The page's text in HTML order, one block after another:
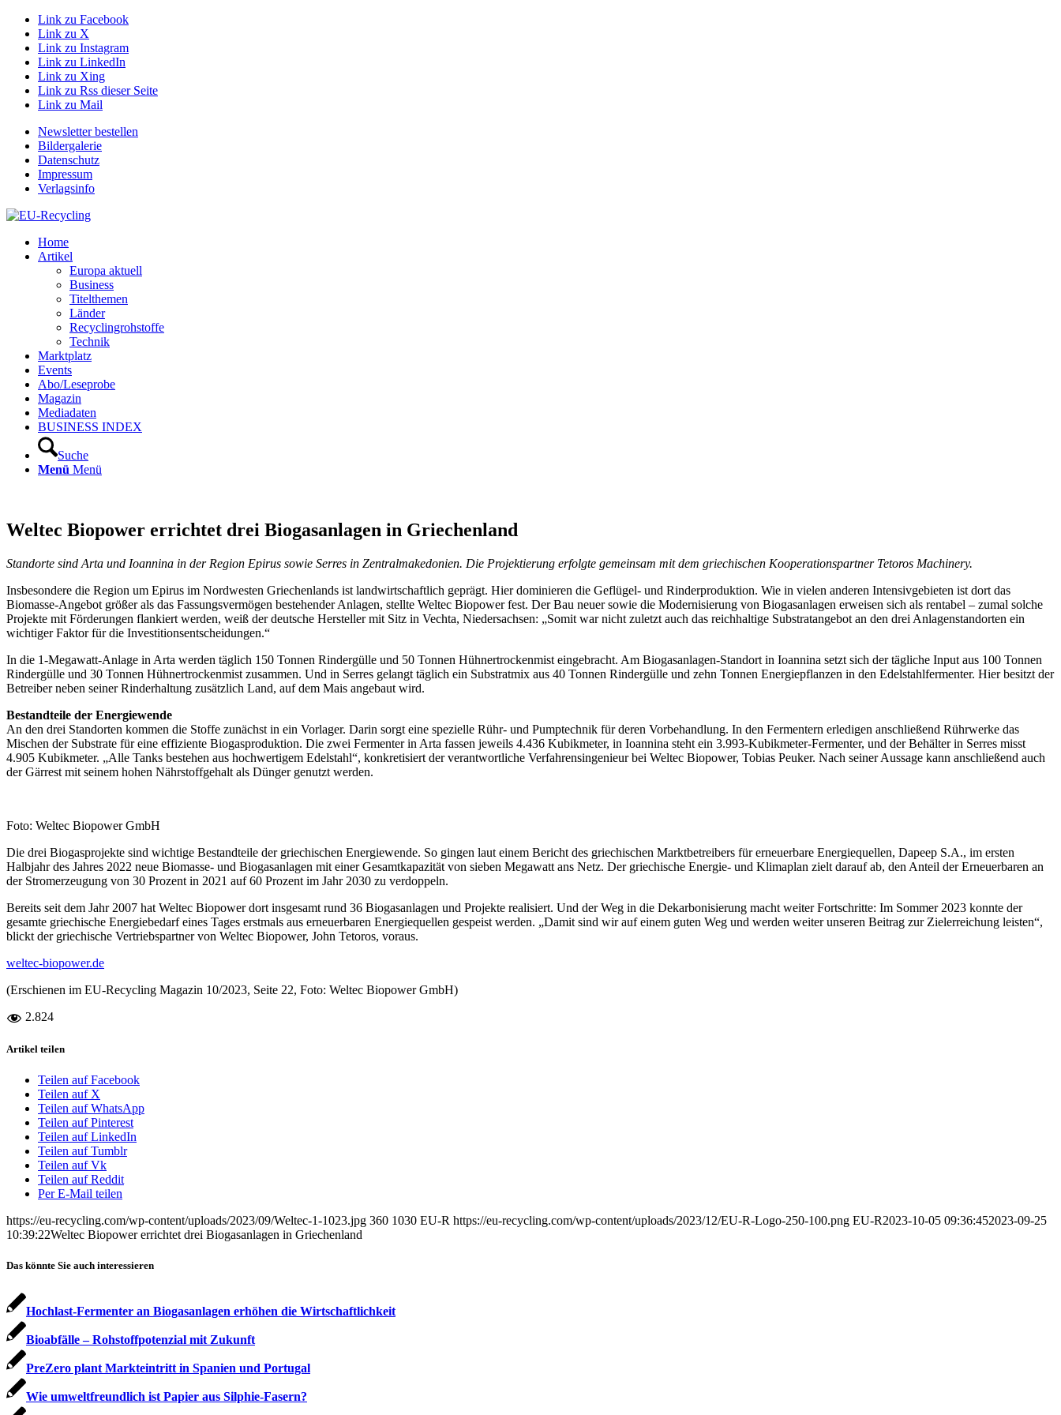
Link zu Facebook
Link zu X
Link zu Instagram
Link zu LinkedIn
Link zu Xing
Link zu Rss dieser Seite
Link zu Mail
Newsletter bestellen
Bildergalerie
Datenschutz
Impressum
Verlagsinfo
Home
Artikel
Europa aktuell
Business
Titelthemen
Länder
Recyclingrohstoffe
Technik
Marktplatz
Events
Abo/Leseprobe
Magazin
Mediadaten
BUSINESS INDEX
Suche
Menü Menü
Weltec Biopower errichtet drei Biogasanlagen in Griechenland
Standorte sind Arta und Ioannina in der Region Epirus sowie Serres in Zentralmakedonien. Die Projektierung erfolgte gemeinsam mit dem griechischen Kooperationspartner Tetoros Machinery.
Insbesondere die Region um Epirus im Nordwesten Griechenlands ist landwirtschaftlich geprägt. Hier dominieren die Geflügel- und Rinderproduktion. Wie in vielen anderen Intensivgebieten ist dort das
Biomasse-Angebot größer als das Fassungsvermögen bestehender Anlagen, stellte Weltec Biopower fest. Der Bau neuer sowie die Modernisierung von Biogasanlagen erweisen sich als rentabel – zumal solche
Projekte mit Förderungen flankiert werden, weiß der deutsche Hersteller mit Sitz in Vechta, Niedersachsen: „Somit war nicht zuletzt auch das reichhaltige Substratangebot an den drei Anlagenstandorten ein
wichtiger Faktor für die Investitionsentscheidungen.“
In die 1-Megawatt-Anlage in Arta werden täglich 150 Tonnen Rindergülle und 50 Tonnen Hühnertrockenmist eingebracht. Am Biogasanlagen-Standort in Ioannina setzt sich der tägliche Input aus 100 Tonnen
Rindergülle und 30 Tonnen Hühnertrockenmist zusammen. Und in Serres gelangt täglich ein Substratmix aus 40 Tonnen Rindergülle und zehn Tonnen Energiepflanzen in den Edelstahlfermenter. Hier besitzt der
Betreiber neben seiner Rinderhaltung zusätzlich Land, auf dem Mais angebaut wird.
Bestandteile der Energiewende
An den drei Standorten kommen die Stoffe zunächst in ein Vorlager. Darin sorgt eine spezielle Rühr- und Pumptechnik für deren Vorbehandlung. In den Fermentern erledigen anschließend Rührwerke das
Mischen der Substrate für eine effiziente Biogasproduktion. Die zwei Fermenter in Arta fassen jeweils 4.436 Kubikmeter, in Ioannina steht ein 3.993-Kubikmeter-Fermenter, und der Behälter in Serres misst
4.905 Kubikmeter. „Alle Tanks bestehen aus hochwertigem Edelstahl“, konkretisiert der verantwortliche Verfahrensingenieur bei Weltec Biopower, Tobias Peuker. Nach seiner Aussage kann anschließend auch
der Gärrest mit seinem hohen Nährstoffgehalt als Dünger genutzt werden.
Foto: Weltec Biopower GmbH
Die drei Biogasprojekte sind wichtige Bestandteile der griechischen Energiewende. So gingen laut einem Bericht des griechischen Marktbetreibers für erneuerbare Energiequellen, Dapeep S.A., im ersten
Halbjahr des Jahres 2022 neue Biomasse- und Biogasanlagen mit einer Gesamtkapazität von sieben Megawatt ans Netz. Der griechische Energie- und Klimaplan zielt darauf ab, den Anteil der Erneuerbaren an
der Stromerzeugung von 30 Prozent in 2021 auf 60 Prozent im Jahr 2030 zu verdoppeln.
Bereits seit dem Jahr 2007 hat Weltec Biopower dort insgesamt rund 36 Biogasanlagen und Projekte realisiert. Und der Weg in die Dekarbonisierung macht weiter Fortschritte: Im Sommer 2023 konnte der
gesamte griechische Energiebedarf eines Tages erstmals aus erneuerbaren Energiequellen gespeist werden. „Damit sind wir auf einem guten Weg und werden weiter unseren Beitrag zur Zielerreichung leisten“,
blickt der griechische Vertriebspartner von Weltec Biopower, John Tetoros, voraus.
weltec-biopower.de
(Erschienen im EU-Recycling Magazin 10/2023, Seite 22, Foto: Weltec Biopower GmbH)
2.824
Artikel teilen
Teilen auf Facebook
Teilen auf X
Teilen auf WhatsApp
Teilen auf Pinterest
Teilen auf LinkedIn
Teilen auf Tumblr
Teilen auf Vk
Teilen auf Reddit
Per E-Mail teilen
https://eu-recycling.com/wp-content/uploads/2023/09/Weltec-1-1023.jpg 360 1030 EU-R https://eu-recycling.com/wp-content/uploads/2023/12/EU-R-Logo-250-100.png EU-R2023-10-05 09:36:452023-09-25
10:39:22Weltec Biopower errichtet drei Biogasanlagen in Griechenland
Das könnte Sie auch interessieren
Hochlast-Fermenter an Biogasanlagen erhöhen die Wirtschaftlichkeit
Bioabfälle – Rohstoffpotenzial mit Zukunft
PreZero plant Markteintritt in Spanien und Portugal
Wie umweltfreundlich ist Papier aus Silphie-Fasern?